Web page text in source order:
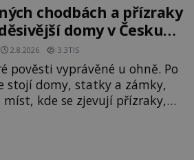
snaha to utajit, někteří z
chodbách a přízraky
domy v Česku
2.8.2026 3.3TIS
pověsti vyprávěné u ohně. Po
stojí domy, statky a zámky,
kde se zjevují přízraky,
zvuky nebo se dějí